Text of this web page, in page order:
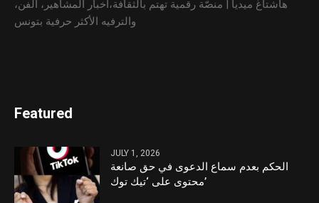
هاشتاغ ميديا | منصّة رقمية تهتم بالثقافة،أخبار المشاهير، الفن،
والترفيه الأكثر حرفية بتونس
Featured
JULY 1, 2026
الحكم بعدم سماع الدعوى في حق صانعة
محتوى على ‘تيك توك’